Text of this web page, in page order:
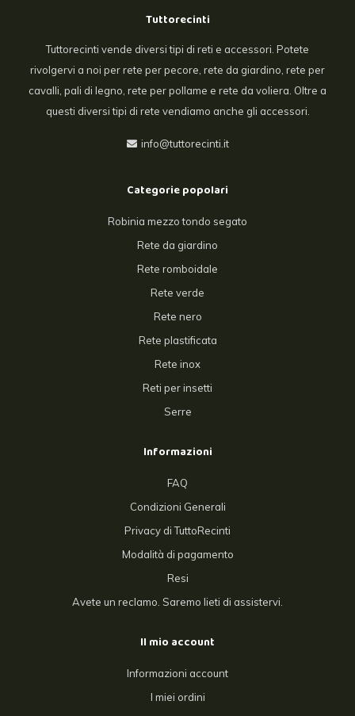
Tuttorecinti
Tuttorecinti vende diversi tipi di reti e accessori. Potete
rivolgervi a noi per rete per pecore, rete da giardino, rete per
cavalli, pali di legno, rete per pollame e rete da voliera. Oltre a
questi diversi tipi di rete vendiamo anche gli accessori.
info@tuttorecinti.it
Categorie popolari
Robinia mezzo tondo segato
Rete da giardino
Rete romboidale
Rete verde
Rete nero
Rete plastificata
Rete inox
Reti per insetti
Serre
Informazioni
FAQ
Condizioni Generali
Privacy di TuttoRecinti
Modalità di pagamento
Resi
Avete un reclamo. Saremo lieti di assistervi.
Il mio account
Informazioni account
I miei ordini